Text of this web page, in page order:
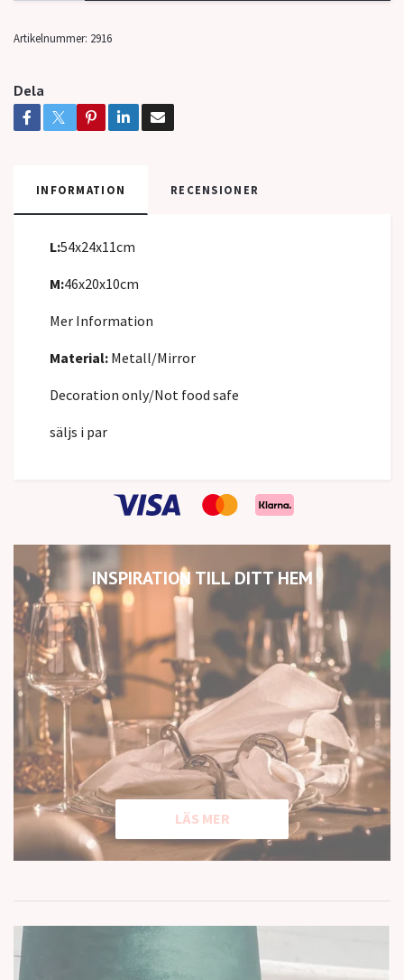
INSPIRATION TILL DITT HEM
LÄS MER
Artikelnummer: 2916
Dela
INFORMATION RECENSIONER
L:54x24x11cm
M:46x20x10cm
Mer Information
Material: Metall/Mirror
Decoration only/Not food safe
säljs i par